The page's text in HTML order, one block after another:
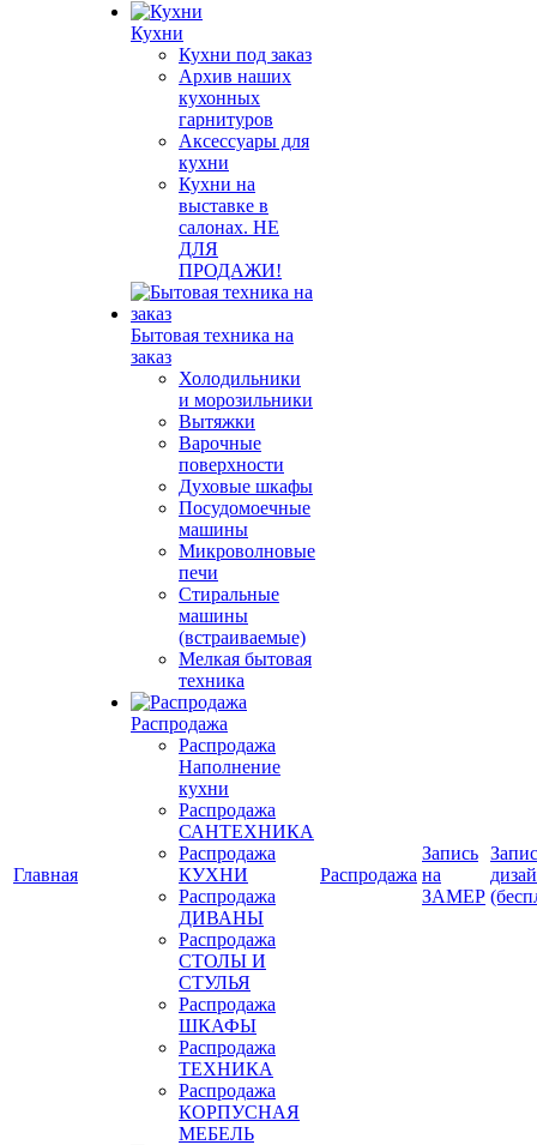
Главная
Кухни
Кухни под заказ
Архив наших
кухонных
гарнитуров
Аксессуары для
кухни
Кухни на
выставке в
салонах. НЕ
ДЛЯ
ПРОДАЖИ!
Бытовая техника на
заказ
Холодильники
и морозильники
Вытяжки
Варочные
поверхности
Духовые шкафы
Посудомоечные
машины
Микроволновые
печи
Стиральные
машины
(встраиваемые)
Мелкая бытовая
техника
Распродажа
Распродажа
Наполнение
кухни
Распродажа
САНТЕХНИКА
Распродажа
КУХНИ
Распродажа
ДИВАНЫ
Распродажа
СТОЛЫ И
СТУЛЬЯ
Распродажа
ШКАФЫ
Распродажа
ТЕХНИКА
Распродажа
КОРПУСНАЯ
МЕБЕЛЬ
Распродажа
Запись
на
ЗАМЕР